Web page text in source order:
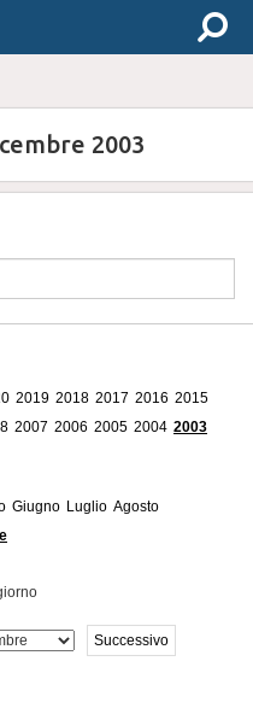
2003
2019 2018 2017 2016 2015
2007 2006 2005 2004 2003
Giugno Luglio Agosto
Successivo